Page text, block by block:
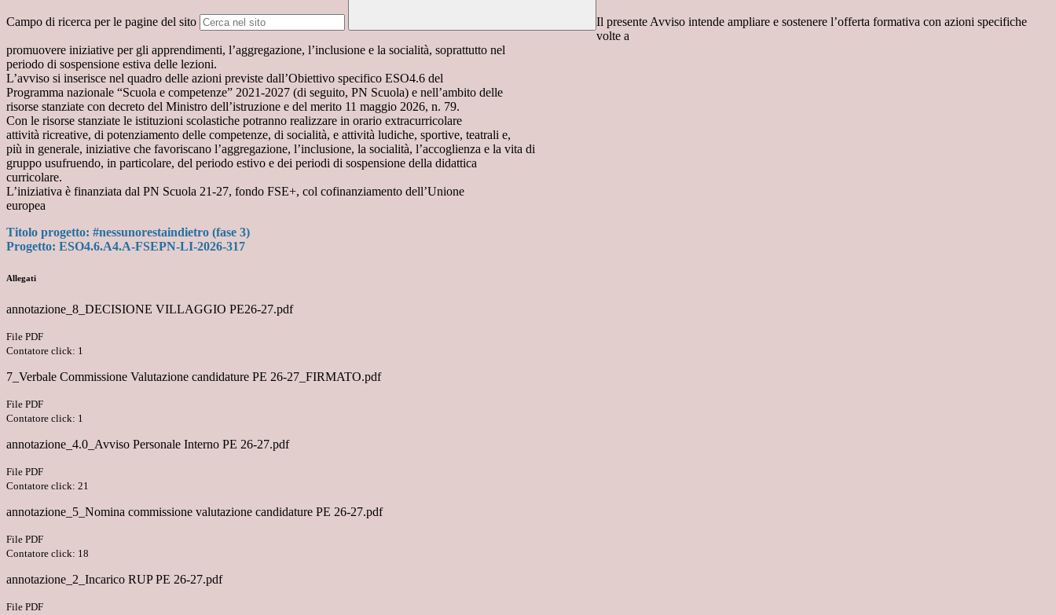
Campo di ricerca per le pagine del sito
Il presente Avviso intende ampliare e sostenere l’offerta formativa con azioni specifiche
volte a
promuovere iniziative per gli apprendimenti, l’aggregazione, l’inclusione e la socialità, soprattutto nel
periodo di sospensione estiva delle lezioni.
L’avviso si inserisce nel quadro delle azioni previste dall’Obiettivo specifico ESO4.6 del
Programma nazionale “Scuola e competenze” 2021-2027 (di seguito, PN Scuola) e nell’ambito delle
risorse stanziate con decreto del Ministro dell’istruzione e del merito 11 maggio 2026, n. 79.
Con le risorse stanziate le istituzioni scolastiche potranno realizzare in orario extracurricolare
attività ricreative, di potenziamento delle competenze, di socialità, e attività ludiche, sportive, teatrali e,
più in generale, iniziative che favoriscano l’aggregazione, l’inclusione, la socialità, l’accoglienza e la vita di
gruppo usufruendo, in particolare, del periodo estivo e dei periodi di sospensione della didattica
curricolare.
L’iniziativa è finanziata dal PN Scuola 21-27, fondo FSE+, col cofinanziamento dell’Unione
europea
Titolo progetto: #nessunorestaindietro (fase 3)
Progetto: ESO4.6.A4.A-FSEPN-LI-2026-317
Allegati
annotazione_8_DECISIONE VILLAGGIO PE26-27.pdf
File PDF
Contatore click: 1
7_Verbale Commissione Valutazione candidature PE 26-27_FIRMATO.pdf
File PDF
Contatore click: 1
annotazione_4.0_Avviso Personale Interno PE 26-27.pdf
File PDF
Contatore click: 21
annotazione_5_Nomina commissione valutazione candidature PE 26-27.pdf
File PDF
Contatore click: 18
annotazione_2_Incarico RUP PE 26-27.pdf
File PDF